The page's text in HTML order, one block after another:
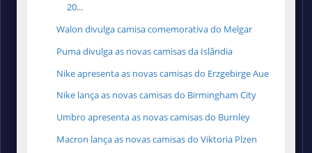
20...
Walon divulga camisa comemorativa do Melgar
Puma divulga as novas camisas da Islândia
Nike apresenta as novas camisas do Erzgebirge Aue
Nike lança as novas camisas do Birmingham City
Umbro apresenta as novas camisas do Burnley
Macron lança as novas camisas do Viktoria Plzen